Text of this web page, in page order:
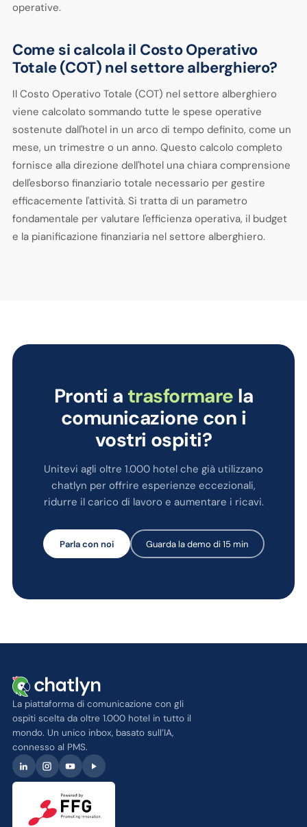
operative.
Come si calcola il Costo Operativo
Totale (COT) nel settore alberghiero?
Il Costo Operativo Totale (COT) nel settore alberghiero
viene calcolato sommando tutte le spese operative
sostenute dall'hotel in un arco di tempo definito, come un
mese, un trimestre o un anno. Questo calcolo completo
fornisce alla direzione dell'hotel una chiara comprensione
dell'esborso finanziario totale necessario per gestire
efficacemente l'attività. Si tratta di un parametro
fondamentale per valutare l'efficienza operativa, il budget
e la pianificazione finanziaria nel settore alberghiero.
Pronti a trasformare la
comunicazione con i
vostri ospiti?
Unitevi agli oltre 1.000 hotel che già utilizzano
chatlyn per offrire esperienze eccezionali,
ridurre il carico di lavoro e aumentare i ricavi.
Parla con noi Guarda la demo di 15 min
La piattaforma di comunicazione con gli
ospiti scelta da oltre 1.000 hotel in tutto il
mondo. Un unico inbox, basato sull’IA,
connesso al PMS.